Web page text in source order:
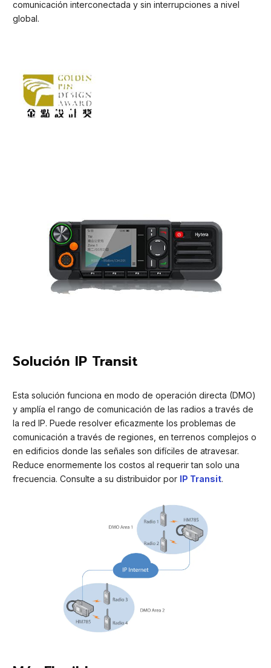
comunicación interconectada y sin interrupciones a nivel
global.
Solución IP Transit
Esta solución funciona en modo de operación directa (DMO)
y amplía el rango de comunicación de las radios a través de
la red IP. Puede resolver eficazmente los problemas de
comunicación a través de regiones, en terrenos complejos o
en edificios donde las señales son difíciles de atravesar.
Reduce enormemente los costos al requerir tan solo una
frecuencia. Consulte a su distribuidor por IP Transit.